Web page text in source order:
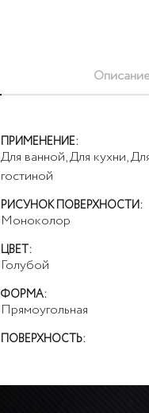
ПРИМЕНЕНИЕ:
Для ванной, Для кухни,
гостиной
РИСУНОК ПОВЕРХНОСТИ:
Моноколор
ЦВЕТ:
Голубой
ФОРМА:
Прямоугольная
ПОВЕРХНОСТЬ: